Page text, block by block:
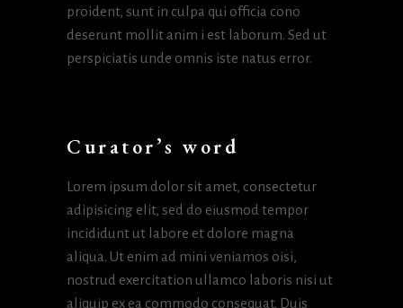
proident, sunt in culpa qui officia cono
deserunt mollit anim i est laborum. Sed ut
perspiciatis unde omnis iste natus error.
Curator’s word
Lorem ipsum dolor sit amet, consectetur
adipisicing elit, sed do eiusmod tempor
incididunt ut labore et dolore magna
aliqua. Ut enim ad mini veniamos oisi,
nostrud exercitation ullamco laboris nisi ut
aliquip ex ea commodo consequat. Duis